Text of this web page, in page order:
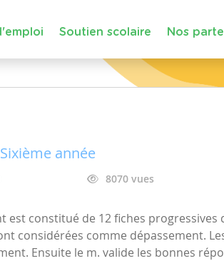
Soutien scolaire Nos
année
8070 vues
est constitué de 12 fiches progressives
considérées comme dépassement.
Ensuite le m. valide les bonnes